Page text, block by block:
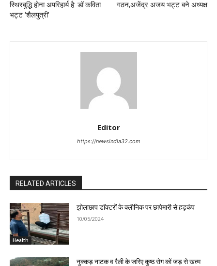
स्थिरबुद्धि होना अपरिहार्य है: डॉ कविता
भट्ट ‘शैलपुत्री’
गठन,अजेंद्र अजय भट्ट बने अध्यक्ष
Editor
https://newsindia32.com
RELATED ARTICLES
Health
झोलाछाप डाॅक्टरों के क्लीनिक पर छापेमारी से हड़कंप
10/05/2024
नुक्कड़ नाटक व रैली के जरिए कुष्ठ रोग कों जड़ से खत्म